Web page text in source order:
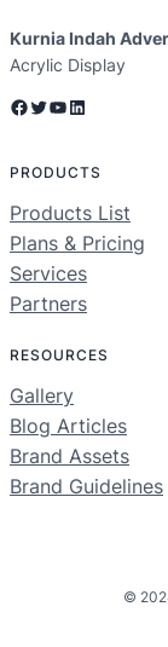
Kurnia Indah
Acrylic Display
Facebook Twitter YouTube LinkedIn
PRODUCTS
Products List
Plans & Pricing
Services
Partners
RESOURCES
Gallery
Blog Articles
Brand Assets
Brand Guidelines
©